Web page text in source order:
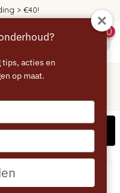
> €40!
0
Filters
tips, acties en
op maat.